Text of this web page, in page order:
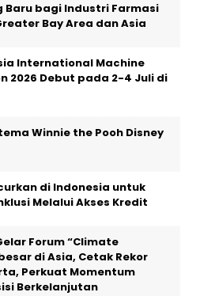
Baru bagi Industri Farmasi
Bay Area dan Asia
International Machine
2026 Debut pada 2-4 Juli di
Winnie the Pooh Disney
di Indonesia untuk
Melalui Akses Kredit
Forum “Climate
di Asia, Cetak Rekor
Perkuat Momentum
Berkelanjutan